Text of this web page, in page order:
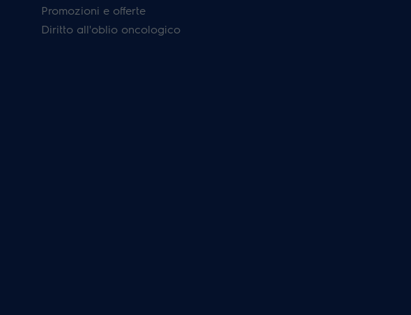
Promozioni e offerte
Diritto all'oblio oncologico